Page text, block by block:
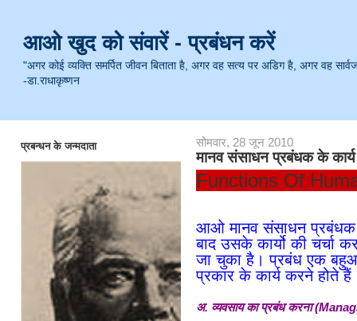
आओ खुद को संवारें - प्रबंधन करें
"अगर कोई व्यक्ति समर्पित जीवन बिताता है, अगर वह सत्य पर अडिग है, अगर वह
-डा.राधाकृष्णन
प्रबन्धन के जन्मदाता सोमवार, 28 जून 2010
मानव संसाधन प्रबंधक के कार्य
Functions Of
आओ मानव संसाधन
बाद उसके कार्यो की चर्चा
जा चुका है। प्रबंध एक
प्रकार के कार्य करने होते हैं
अ. व्यवसाय का प्रबंध करना